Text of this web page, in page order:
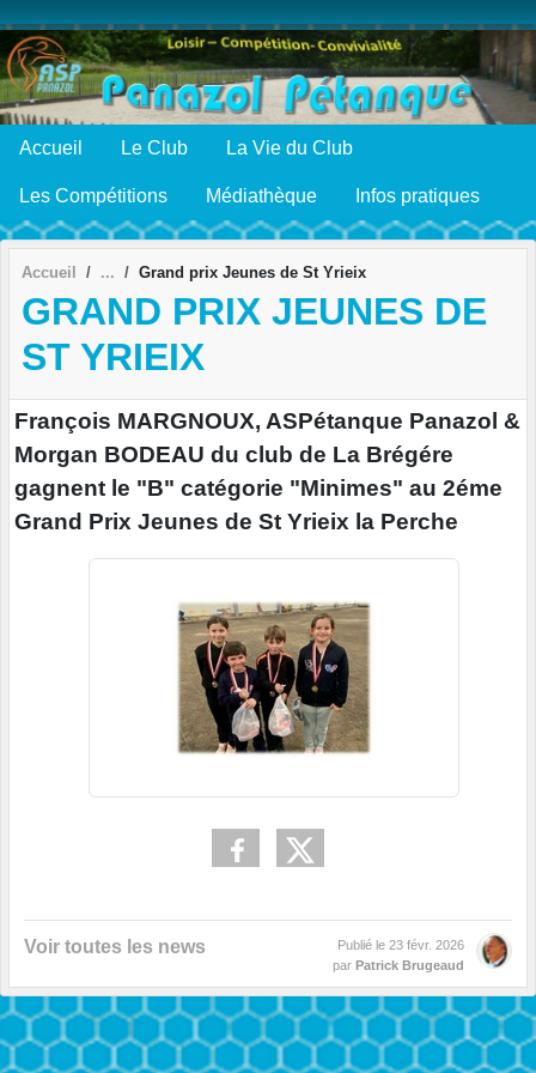
Accueil Le Club La Vie du Club
Les Compétitions Médiathèque Infos pratiques
Accueil Grand prix Jeunes de St Yrieix
GRAND PRIX JEUNES DE
ST YRIEIX
François MARGNOUX, ASPétanque Panazol &
Morgan BODEAU du club de La Brégére
gagnent le "B" catégorie "Minimes" au 2éme
Grand Prix Jeunes de St Yrieix la Perche
Voir toutes les news Publié le 23 févr. 2026
par Patrick Brugeaud